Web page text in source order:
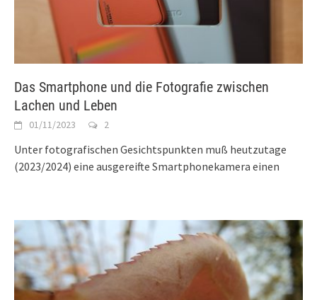
Das Smartphone und die Fotografie zwischen
Lachen und Leben
01/11/2023 2
Unter fotografischen Gesichtspunkten muß heutzutage
(2023/2024) eine ausgereifte Smartphonekamera einen